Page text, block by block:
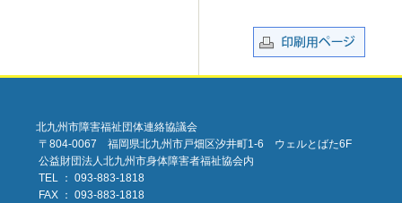
北九州市障害福祉団体連絡協議会
〒804-0067 福岡県北九州市戸畑区汐井町1-6 ウェルとばた6F
公益財団法人北九州市身体障害者福祉協会内
TEL ： 093-883-1818
FAX ： 093-883-1818